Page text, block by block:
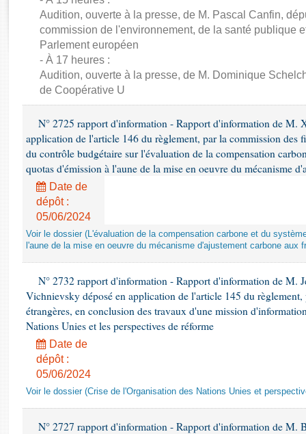
Rapports d'enquête
Rapports législatifs
Rapports sur l'application des lois
Baromètre de l’application des lois
Dossiers législatifs
Questions écrites et orales
Comptes rendus des débats
Audition, ouverte à la presse, de M. Pascal Canfin,
commission de l'environnement, de la santé publique
Parlement européen
- À 17 heures :
Audition, ouverte à la presse, de M. Dominique
de Coopérative U
N° 2725 rapport d'information - Rapport d'information de M.
application de l'article 146 du règlement, par la commission des
du contrôle budgétaire sur l'évaluation de la compensation
quotas d'émission à l'aune de la mise en oeuvre du mécanisme
Date de
dépôt :
05/06/2024
Voir le dossier (L'évaluation de la compensation carbone et du
l'aune de la mise en oeuvre du mécanisme d'ajustement carbone aux
N° 2732 rapport d'information - Rapport d'information de M.
Vichnievsky déposé en application de l'article 145 du règlement,
étrangères, en conclusion des travaux d'une mission
Nations Unies et les perspectives de réforme
Date de
dépôt :
05/06/2024
Voir le dossier (Crise de l'Organisation des Nations Unies et
N° 2727 rapport d'information - Rapport d'information de M.